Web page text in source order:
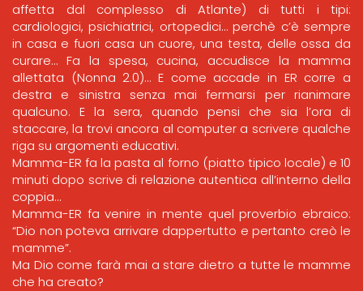
affetta dal complesso di Atlante) di tutti i tipi:
cardiologici, psichiatrici, ortopedici… perchè c’è sempre
in casa e fuori casa un cuore, una testa, delle ossa da
curare… Fa la spesa, cucina, accudisce la mamma
allettata (Nonna 2.0)… E come accade in ER corre a
destra e sinistra senza mai fermarsi per rianimare
qualcuno. E la sera, quando pensi che sia l’ora di
staccare, la trovi ancora al computer a scrivere qualche
riga su argomenti educativi.
Mamma-ER fa la pasta al forno (piatto tipico locale) e 10
minuti dopo scrive di relazione autentica all’interno della
coppia…
Mamma-ER fa venire in mente quel proverbio ebraico:
“Dio non poteva arrivare dappertutto e pertanto creò le
mamme”.
Ma Dio come farà mai a stare dietro a tutte le mamme
che ha creato?